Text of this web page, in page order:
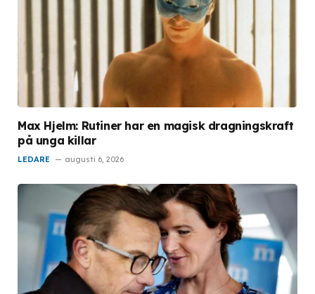
Max Hjelm: Rutiner har en magisk dragningskraft
på unga killar
LEDARE augusti 6, 2026